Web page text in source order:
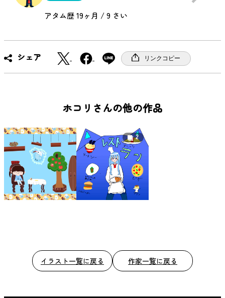
アタム歴 19ヶ月 / 9 さい
シェア
a
c
o
k
リンクコピー
ホコリさんの他の作品
2
イラスト一覧に戻る 作家一覧に戻る